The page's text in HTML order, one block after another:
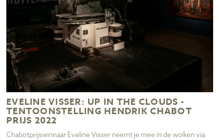
EVELINE VISSER: UP IN THE CLOUDS -
TENTOONSTELLING HENDRIK CHABOT
PRIJS 2022
Chabotprijswinnaar Eveline Visser neemt je mee in de wolken via